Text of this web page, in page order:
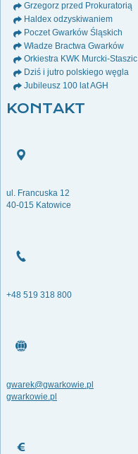
Grzegorz przed Prokuratorią
Haldex odzyskiwaniem
Poczet Gwarków Śląskich
Władze Bractwa Gwarków
Orkiestra KWK Murcki-Staszic
Dziś i jutro polskiego węgla
Jubileusz 100 lat AGH
KONTAKT
ul. Francuska 12
40-015 Katowice
+48 519 318 800
gwarek@gwarkowie.pl
gwarkowie.pl